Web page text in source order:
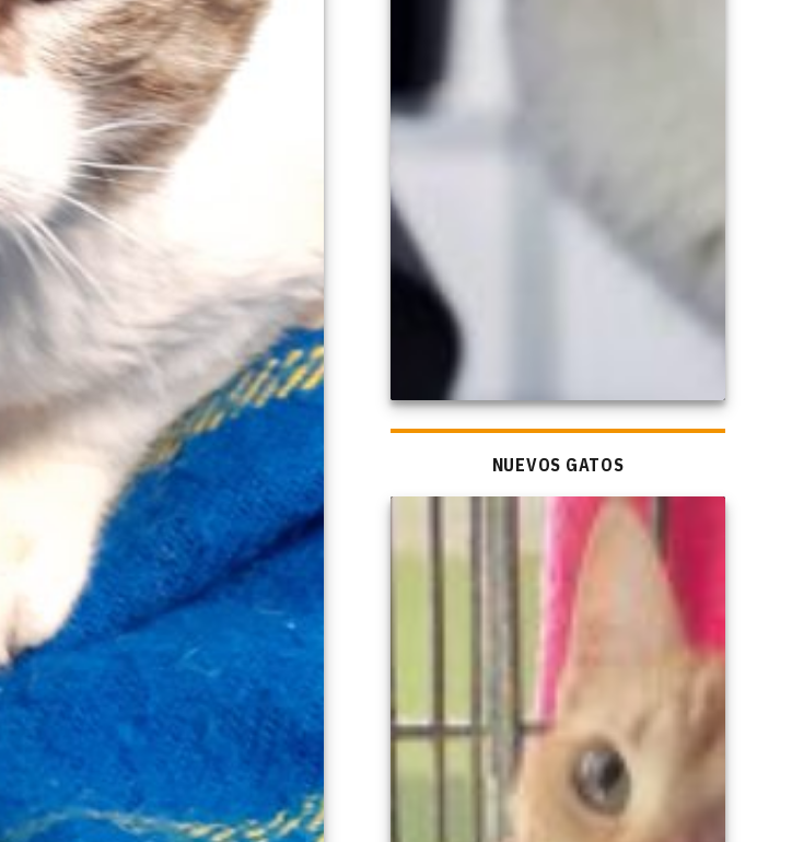
Coral
NUEVOS GATOS